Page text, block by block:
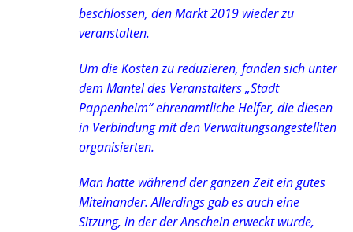
beschlossen, den Markt 2019 wieder zu
veranstalten.
Um die Kosten zu reduzieren, fanden sich unter
dem Mantel des Veranstalters „Stadt
Pappenheim“ ehrenamtliche Helfer, die diesen
in Verbindung mit den Verwaltungsangestellten
organisierten.
Man hatte während der ganzen Zeit ein gutes
Miteinander. Allerdings gab es auch eine
Sitzung, in der der Anschein erweckt wurde,